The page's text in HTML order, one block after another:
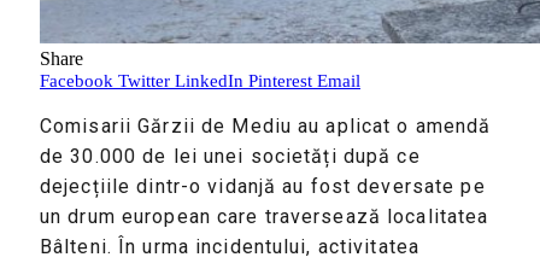
Share
Facebook Twitter LinkedIn Pinterest Email
Comisarii Gărzii de Mediu au aplicat o amendă
de 30.000 de lei unei societăți după ce
dejecțiile dintr-o vidanjă au fost deversate pe
un drum european care traversează localitatea
Bâlteni. În urma incidentului, activitatea